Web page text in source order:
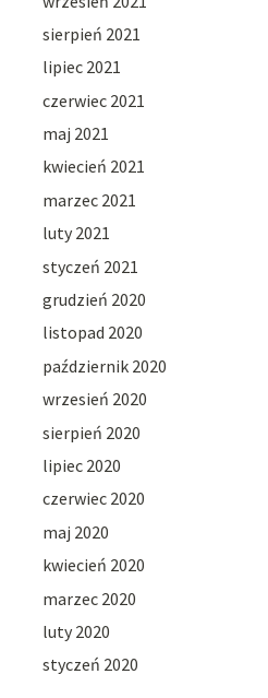
sierpień 2021
lipiec 2021
czerwiec 2021
maj 2021
kwiecień 2021
marzec 2021
luty 2021
styczeń 2021
grudzień 2020
listopad 2020
październik 2020
wrzesień 2020
sierpień 2020
lipiec 2020
czerwiec 2020
maj 2020
kwiecień 2020
marzec 2020
luty 2020
styczeń 2020